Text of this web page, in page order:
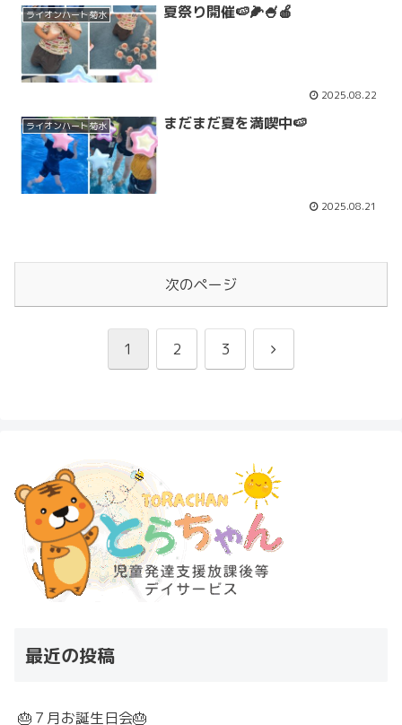
ライオンハート菊水 夏祭り開催🍉🌽🍧🍎
2025.08.22
ライオンハート菊水 まだまだ夏を満喫中🍉
2025.08.21
次のページ
1 2 3
次
最近の投稿
🎂７月お誕生日会🎂